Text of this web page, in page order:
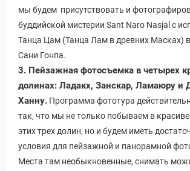
мы будем присутствовать и
буддийской мистерии Sant Naro Nasjal с
Танца Цам (Танца Лам в древних Масках)
Сани Гонпа.
3. Пейзажная фотосъемка в четырех
долинах: Ладакх, Занскар, Ламаюру и
Ханну. Программа фототура
так, что мы не только побываем в
этих трех долин, но и будем иметь
условия для пейзажной и панорамной
Места там необыкновенные, снимать